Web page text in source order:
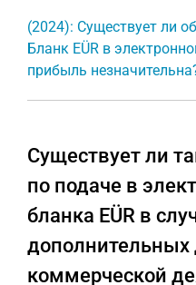
(2024): Существует ли
Бланк EÜR в
прибыль
Существует ли
по подаче в
бланка EÜR в
дополнительных
коммерческой